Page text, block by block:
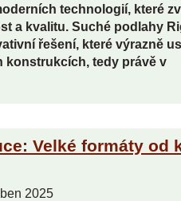
technologií, které
a kvalitu. Suché podlahy
řešení, které výrazně
konstrukcích, tedy právě v
Velké formáty od
2025